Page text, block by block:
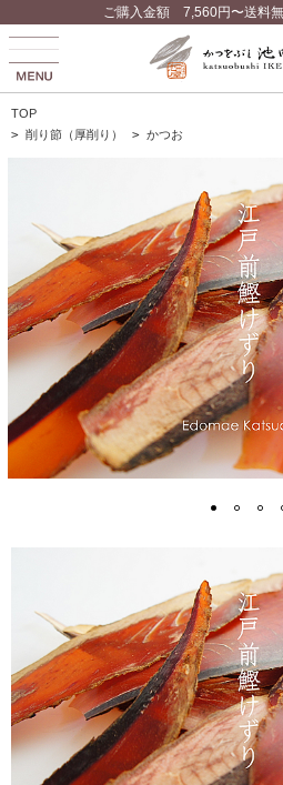
ご購入金額 7,560円〜送料
TOP
> 削り節（厚削り） > かつお